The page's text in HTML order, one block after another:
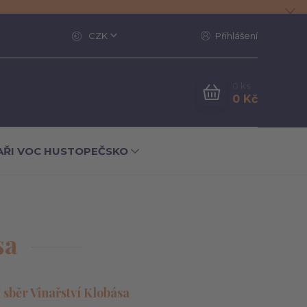
CZK Přihlášení
0 Kč
VOC HUSTOPEČSKO
Vinařství Klobása